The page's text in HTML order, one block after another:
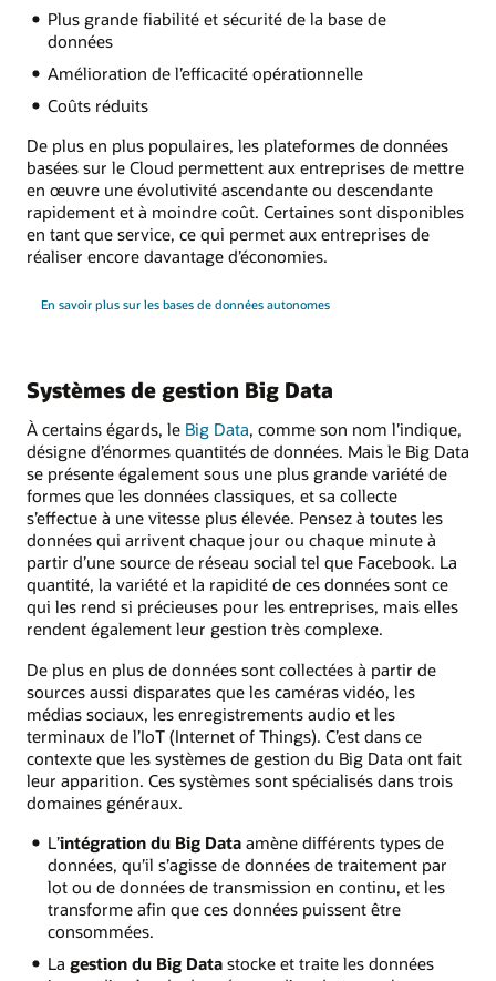
Plus grande fiabilité et sécurité de la base de
données
Amélioration de l’efficacité opérationnelle
Coûts réduits
De plus en plus populaires, les plateformes de données
basées sur le Cloud permettent aux entreprises de mettre
en œuvre une évolutivité ascendante ou descendante
rapidement et à moindre coût. Certaines sont disponibles
en tant que service, ce qui permet aux entreprises de
réaliser encore davantage d’économies.
En savoir plus sur les bases de données autonomes
Systèmes de gestion Big Data
À certains égards, le Big Data, comme son nom l’indique,
désigne d’énormes quantités de données. Mais le Big Data
se présente également sous une plus grande variété de
formes que les données classiques, et sa collecte
s’effectue à une vitesse plus élevée. Pensez à toutes les
données qui arrivent chaque jour ou chaque minute à
partir d’une source de réseau social tel que Facebook. La
quantité, la variété et la rapidité de ces données sont ce
qui les rend si précieuses pour les entreprises, mais elles
rendent également leur gestion très complexe.
De plus en plus de données sont collectées à partir de
sources aussi disparates que les caméras vidéo, les
médias sociaux, les enregistrements audio et les
terminaux de l’IoT (Internet of Things). C’est dans ce
contexte que les systèmes de gestion du Big Data ont fait
leur apparition. Ces systèmes sont spécialisés dans trois
domaines généraux.
L’intégration du Big Dataamène différents types de
données, qu’il s’agisse de données de traitement par
lot ou de données de transmission en continu, et les
transforme afin que ces données puissent être
consommées.
La gestion du Big Datastocke et traite les données